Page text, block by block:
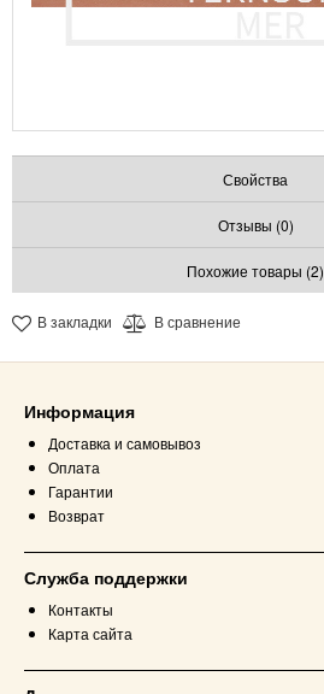
Свойства
Отзывы (0)
Похожие товары (2)
В закладки В сравнение
Информация
Доставка и самовывоз
Оплата
Гарантии
Возврат
Служба поддержки
Контакты
Карта сайта